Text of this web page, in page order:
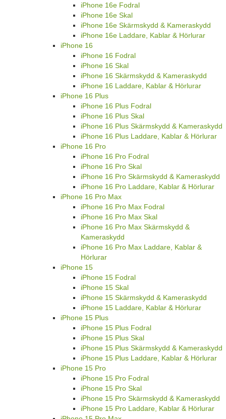
iPhone 16e Fodral
iPhone 16e Skal
iPhone 16e Skärmskydd & Kameraskydd
iPhone 16e Laddare, Kablar & Hörlurar
iPhone 16
iPhone 16 Fodral
iPhone 16 Skal
iPhone 16 Skärmskydd & Kameraskydd
iPhone 16 Laddare, Kablar & Hörlurar
iPhone 16 Plus
iPhone 16 Plus Fodral
iPhone 16 Plus Skal
iPhone 16 Plus Skärmskydd & Kameraskydd
iPhone 16 Plus Laddare, Kablar & Hörlurar
iPhone 16 Pro
iPhone 16 Pro Fodral
iPhone 16 Pro Skal
iPhone 16 Pro Skärmskydd & Kameraskydd
iPhone 16 Pro Laddare, Kablar & Hörlurar
iPhone 16 Pro Max
iPhone 16 Pro Max Fodral
iPhone 16 Pro Max Skal
iPhone 16 Pro Max Skärmskydd &
Kameraskydd
iPhone 16 Pro Max Laddare, Kablar &
Hörlurar
iPhone 15
iPhone 15 Fodral
iPhone 15 Skal
iPhone 15 Skärmskydd & Kameraskydd
iPhone 15 Laddare, Kablar & Hörlurar
iPhone 15 Plus
iPhone 15 Plus Fodral
iPhone 15 Plus Skal
iPhone 15 Plus Skärmskydd & Kameraskydd
iPhone 15 Plus Laddare, Kablar & Hörlurar
iPhone 15 Pro
iPhone 15 Pro Fodral
iPhone 15 Pro Skal
iPhone 15 Pro Skärmskydd & Kameraskydd
iPhone 15 Pro Laddare, Kablar & Hörlurar